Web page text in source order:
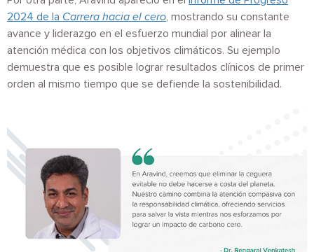
2024 de la Carrera hacia el cero, mostrando su constante
avance y liderazgo en el esfuerzo mundial por alinear la
atención médica con los objetivos climáticos. Su ejemplo
demuestra que es posible lograr resultados clínicos de primer
orden al mismo tiempo que se defiende la sostenibilidad.